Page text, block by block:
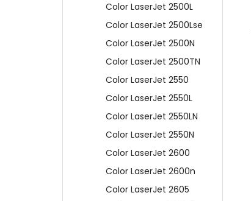
Color LaserJet 2500L
Color LaserJet 2500Lse
Color LaserJet 2500N
Color LaserJet 2500TN
Color LaserJet 2550
Color LaserJet 2550L
Color LaserJet 2550LN
Color LaserJet 2550N
Color LaserJet 2600
Color LaserJet 2600n
Color LaserJet 2605